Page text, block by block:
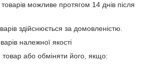
можливе протягом 14 днів після
здійснюється за домовленістю.
належної якості
або обміняти його, якщо: